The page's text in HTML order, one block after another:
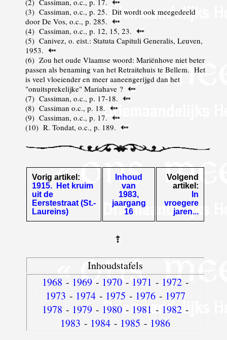
(2) Cassiman, o.c., p. 17.
(3) Cassiman, o.c., p. 25. Dit wordt ook meegedeeld
door De Vos, o.c., p. 285.
(4) Cassiman, o.c., p. 12, 15, 23.
(5) Canivez, o. eist.: Statuta Capituli Generalis, Leuven,
1953.
(6) Zou het oude Vlaamse woord: Mariënhove niet beter
passen als benaming van het Retraitehuis te Bellem. Het
is veel vloeiender en meer aaneengerijgd dan het
"onuitsprekelijke" Mariahave ?
(7) Cassiman, o.c., p. 17-18.
(8) Cassiman o.c., p. 18.
(9) Cassiman, o.c., p. 17.
(10) R. Tondat, o.c., p. 189.
Vorig artikel:
1915. Het kruim
uit de
Eerstestraat (St.-
Laureins)
Inhoud
van
1983,
jaargang
16
Volgend
artikel:
In
vroegere
jaren...
Inhoudstafels
1968 - 1969- 1970- 1971 - 1972-
1973 - 1974- 1975 - 1976- 1977
1978 - 1979- 1980- 1981 - 1982-
1983 - 1984 - 1985 - 1986